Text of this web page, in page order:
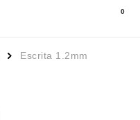
0
Escrita 1.2mm